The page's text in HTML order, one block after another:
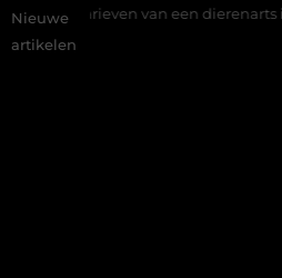
Nieuwe
artikelen
van een dierenarts in Arnhem